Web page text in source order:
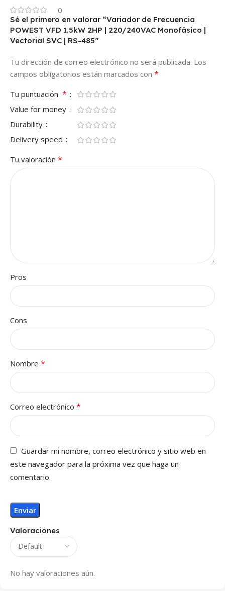
0
Valoraciones
No hay valoraciones aún.
Sé el primero en valorar “Variador de Frecuencia
POWEST VFD 1.5kW 2HP | 220/240VAC Monofásico |
Vectorial SVC | RS-485”
Tu dirección de correo electrónico no será publicada. Los
campos obligatorios están marcados con *
Tu puntuación *
Value for money
Durability
Delivery speed
Tu valoración *
Pros
Cons
Nombre *
Correo electrónico *
Guardar mi nombre, correo electrónico y sitio web en
este navegador para la próxima vez que haga un
comentario.